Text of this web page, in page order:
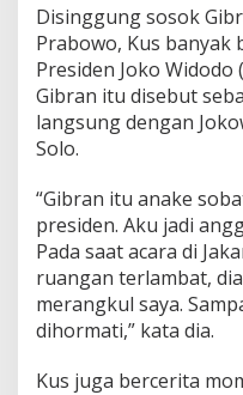
a
Disinggung sosok
Prabowo, Kus
Presiden Joko Widodo
Gibran itu disebut
langsung dengan
Solo.
“Gibran itu anake
presiden. Aku jadi
Pada saat acara di
ruangan terlambat,
merangkul saya.
dihormati,” kata dia.
Kus juga bercerita